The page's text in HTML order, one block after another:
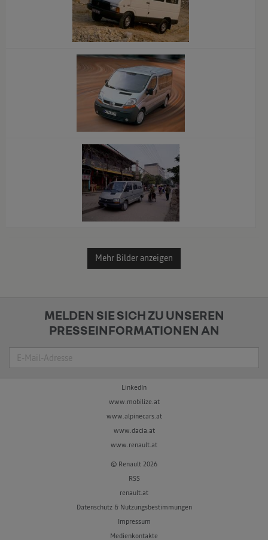
Mehr Bilder anzeigen
MELDEN SIE SICH ZU UNSEREN
PRESSEINFORMATIONEN AN
Suche
LinkedIn
www.mobilize.at
www.alpinecars.at
www.dacia.at
www.renault.at
© Renault 2026
RSS
renault.at
Datenschutz & Nutzungsbestimmungen
Impressum
Medienkontakte